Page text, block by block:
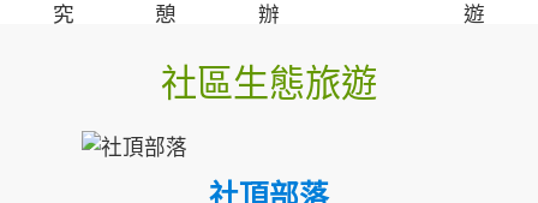
究
憩
辦
遊
社區生態旅遊
社頂部落